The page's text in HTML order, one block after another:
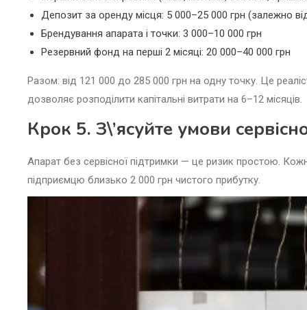
Депозит за оренду місця: 5 000–25 000 грн (залежно
Брендування апарата і точки: 3 000–10 000 грн
Резервний фонд на перші 2 місяці: 20 000–40 000 грн
Разом: від 121 000 до 285 000 грн на одну точку. Це
дозволяє розподілити капітальні витрати на 6–12 місяців.
Крок 5. З\’ясуйте умови
Апарат без сервісної підтримки — це ризик простою.
підприємцю близько 2 000 грн чистого прибутку.